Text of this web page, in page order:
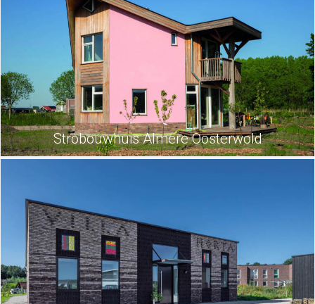
Strobouwhuis Almere Oosterwold